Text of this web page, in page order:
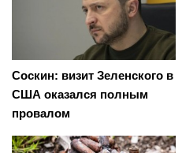
Соскин: визит Зеленского в
США оказался полным
провалом